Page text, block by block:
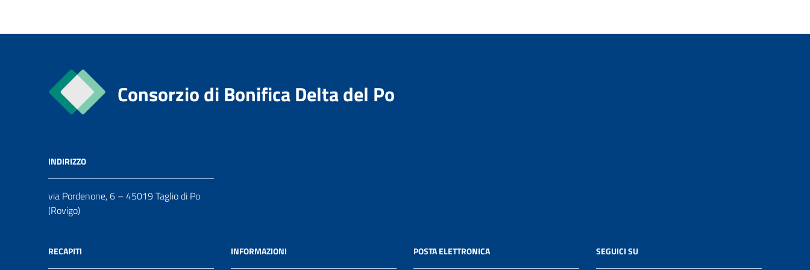
Consorzio di Bonifica Delta del Po
INDIRIZZO
via Pordenone, 6 – 45019 Taglio di Po
(Rovigo)
RECAPITI INFORMAZIONI POSTA ELETTRONICA SEGUICI SU